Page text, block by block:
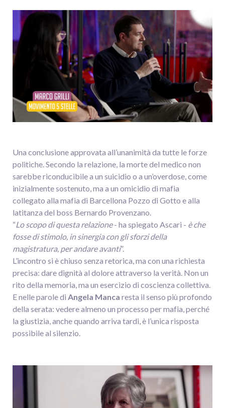
Una conclusione approvata all’unanimità da tutte le forze
politiche. Secondo la relazione, la morte del medico non
sarebbe riconducibile a un suicidio o a un’overdose, come
inizialmente sostenuto, ma a un omicidio di mafia
collegato alla mafia di Barcellona Pozzo di Gotto e alla
latitanza del boss Bernardo Provenzano.
“Lo scopo di questa relazione- ha spiegato Ascari - è che
fosse di stimolo, in sinergia con gli sforzi della
magistratura, per andare avanti”.
L’incontro si è chiuso senza retorica, ma con una richiesta
precisa: dare dignità al dolore attraverso la verità. Non un
rito della memoria, ma un esercizio di coscienza collettiva.
E nelle parole di Angela Manca resta il senso più profondo
della serata: vedere almeno un processo per mafia, perché
la giustizia, anche quando arriva tardi, è l’unica risposta
possibile al silenzio.